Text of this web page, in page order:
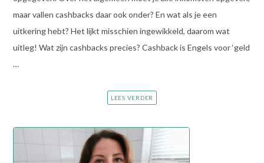
maar vallen cashbacks daar ook onder? En wat als je een
uitkering hebt? Het lijkt misschien ingewikkeld, daarom wat
uitleg! Wat zijn cashbacks precies? Cashback is Engels voor ‘geld
…
LEES VERDER